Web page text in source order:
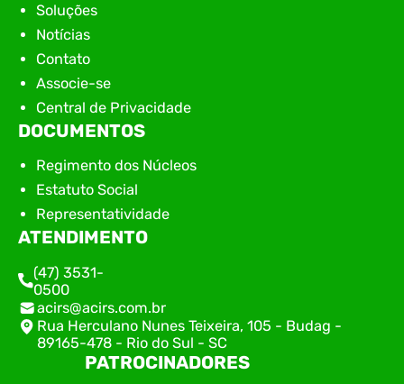
Soluções
Notícias
Contato
Associe-se
Central de Privacidade
DOCUMENTOS
Regimento dos Núcleos
Estatuto Social
Representatividade
ATENDIMENTO
(47) 3531-
0500
acirs@acirs.com.br
Rua Herculano Nunes Teixeira, 105 - Budag -
89165-478 - Rio do Sul - SC
PATROCINADORES